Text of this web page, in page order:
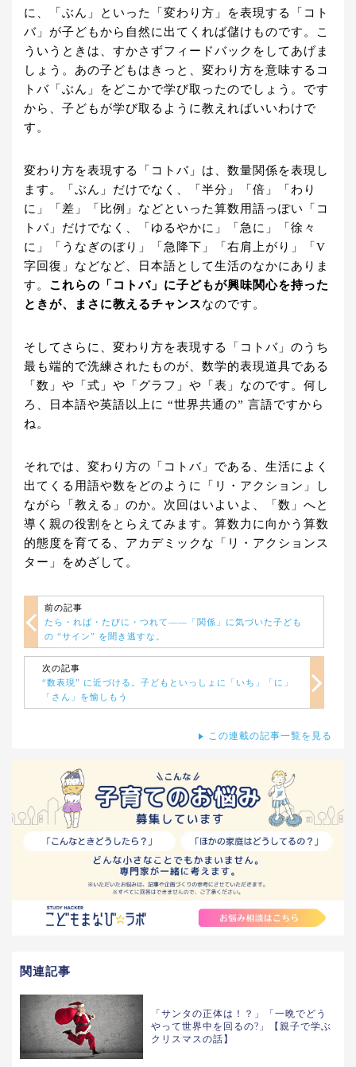
に、「ぶん」といった「変わり方」を表現する「コト
バ」が子どもから自然に出てくれば儲けものです。こ
ういうときは、すかさずフィードバックをしてあげま
しょう。あの子どもはきっと、変わり方を意味するコ
トバ「ぶん」をどこかで学び取ったのでしょう。です
から、子どもが学び取るように教えればいいわけで
す。
変わり方を表現する「コトバ」は、数量関係を表現し
ます。「ぶん」だけでなく、「半分」「倍」「わり
に」「差」「比例」などといった算数用語っぽい「コ
トバ」だけでなく、「ゆるやかに」「急に」「徐々
に」「うなぎのぼり」「急降下」「右肩上がり」「V
字回復」などなど、日本語として生活のなかにありま
す。 これらの「コトバ」に子どもが興味関心を持った
ときが、まさに教えるチャンスなのです。
そしてさらに、変わり方を表現する「コトバ」のうち
最も端的で洗練されたものが、数学的表現道具である
「数」や「式」や「グラフ」や「表」なのです。何し
ろ、日本語や英語以上に “世界共通の” 言語ですから
ね。
それでは、変わり方の「コトバ」である、生活によく
出てくる用語や数をどのように「リ・アクション」し
ながら「教える」のか。次回はいよいよ、「数」へと
導く親の役割をとらえてみます。算数力に向かう算数
的態度を育てる、アカデミックな「リ・アクションス
ター」をめざして。
前の記事
たら・れば・たびに・つれて——「関係」に気づいた子ども
の “サイン” を聞き逃すな。
次の記事
“数表現” に近づける。子どもといっしょに「いち」「に」
「さん」を愉しもう
この連載の記事一覧を見る
関連記事
「サンタの正体は！？」「一晩でどう
やって世界中を回るの?」【親子で学ぶ
クリスマスの話】